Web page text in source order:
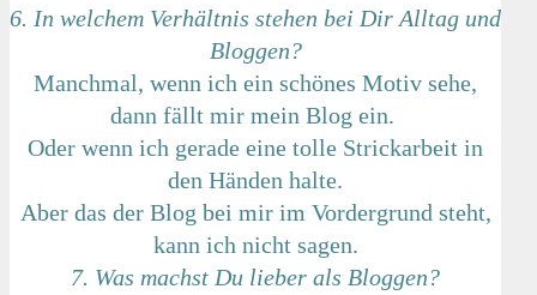
6. In welchem Verhältnis stehen bei Dir Alltag und
Bloggen?
Manchmal, wenn ich ein schönes Motiv sehe,
dann fällt mir mein Blog ein.
Oder wenn ich gerade eine tolle Strickarbeit in
den Händen halte.
Aber das der Blog bei mir im Vordergrund steht,
kann ich nicht sagen.
7. Was machst Du lieber als Bloggen?